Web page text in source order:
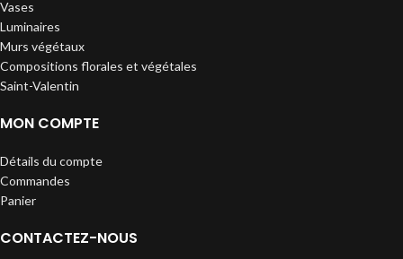
Vases
Luminaires
Murs végétaux
Compositions florales et végétales
Saint-Valentin
MON COMPTE
Détails du compte
Commandes
Panier
CONTACTEZ-NOUS